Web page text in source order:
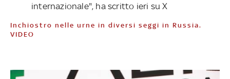
internazionale", ha scritto ieri su X
Inchiostro nelle urne in diversi seggi in Russia.
VIDEO